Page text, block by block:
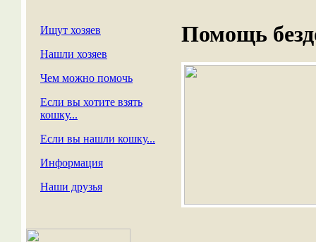
Ищут хозяев
Нашли хозяев
Чем можно помочь
Если вы хотите взять
кошку...
Если вы нашли кошку...
Информация
Наши друзья
Помощь